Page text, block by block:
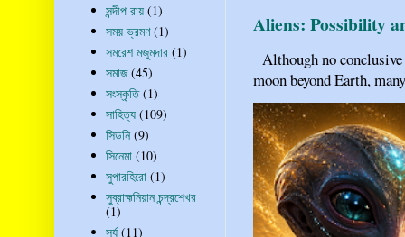
Aliens: Possibility
Although no
moon beyond Earth,
সন্দীপ রায় (1)
সময় ভ্রমণ (1)
সমরেশ মজুমদার (1)
সমাজ (45)
সংস্কৃতি (1)
সাহিত্য (109)
সিডনি (9)
সিনেমা (10)
সুপারহিরো (1)
সুব্রাহ্মনিয়ান চন্দ্রশেখর
(1)
সূর্য (11)